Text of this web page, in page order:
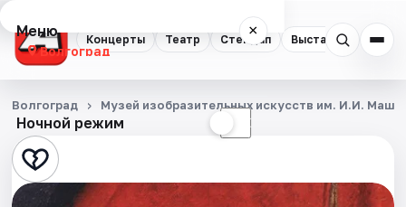
Концерты Театр Стендап Выставки
Меню ×
Волгоград
Концерты
Театр
Стендап
Ночной режим ☾
Волгоград Музей изобразительных искусств им. И.И.